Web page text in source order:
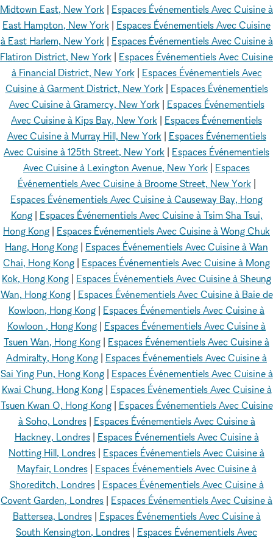
Midtown East, New York
Espaces Événementiels Avec Cuisine à
East Hampton, New York
Espaces Événementiels Avec Cuisine
à East Harlem, New York| Espaces Événementiels Avec Cuisine à
Flatiron District, New York
Espaces Événementiels Avec Cuisine
à Financial District, New York| Espaces Événementiels Avec
Cuisine à Garment District, New York| Espaces Événementiels
Avec Cuisine à Gramercy, New York| Espaces Événementiels
Avec Cuisine à Kips Bay, New York
Espaces Événementiels
Avec Cuisine à Murray Hill, New York| Espaces Événementiels
Avec Cuisine à 125th Street, New York
Espaces Événementiels
Avec Cuisine à Lexington Avenue, New York
Espaces
Événementiels Avec Cuisine à Broome Street, New York|
Espaces Événementiels Avec Cuisine à Causeway Bay, Hong
Kong| Espaces Événementiels Avec Cuisine à Tsim Sha Tsui,
Hong Kong
Espaces Événementiels Avec Cuisine à Wong Chuk
Hang, Hong Kong
Espaces Événementiels Avec Cuisine à Wan
Chai, Hong Kong
Espaces Événementiels Avec Cuisine à Mong
Kok, Hong Kong
Espaces Événementiels Avec Cuisine à Sheung
Wan, Hong Kong| Espaces Événementiels Avec Cuisine à Baie de
Kowloon, Hong Kong
Espaces Événementiels Avec Cuisine à
Kowloon , Hong Kong
Espaces Événementiels Avec Cuisine à
Tsuen Wan, Hong Kong
Espaces Événementiels Avec Cuisine à
Admiralty, Hong Kong
Espaces Événementiels Avec Cuisine à
Sai Ying Pun, Hong Kong| Espaces Événementiels Avec Cuisine à
Kwai Chung, Hong Kong| Espaces Événementiels Avec Cuisine à
Tsuen Kwan O, Hong Kong| Espaces Événementiels Avec Cuisine
à Soho, Londres| Espaces Événementiels Avec Cuisine à
Hackney, Londres| Espaces Événementiels Avec Cuisine à
Notting Hill, Londres
Espaces Événementiels Avec Cuisine à
Mayfair, Londres| Espaces Événementiels Avec Cuisine à
Shoreditch, Londres| Espaces Événementiels Avec Cuisine à
Covent Garden, Londres
Espaces Événementiels Avec Cuisine à
Battersea, Londres| Espaces Événementiels Avec Cuisine à
South Kensington, Londres
Espaces Événementiels Avec